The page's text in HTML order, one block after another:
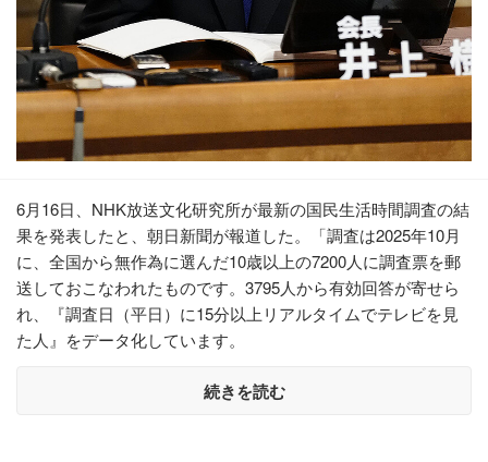
6月16日、NHK放送文化研究所が最新の国民生活時間調査の結
果を発表したと、朝日新聞が報道した。「調査は2025年10月
に、全国から無作為に選んだ10歳以上の7200人に調査票を郵
送しておこなわれたものです。3795人から有効回答が寄せら
れ、『調査日（平日）に15分以上リアルタイムでテレビを見
た人』をデータ化しています。
続きを読む